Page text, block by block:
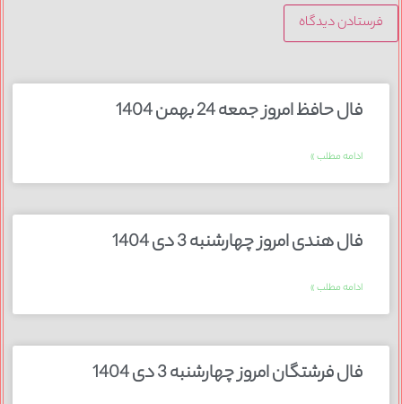
فال حافظ امروز جمعه 24 بهمن 1404
ادامه مطلب »
فال هندی امروز چهارشنبه 3 دی 1404
ادامه مطلب »
فال فرشتگان امروز چهارشنبه 3 دی 1404